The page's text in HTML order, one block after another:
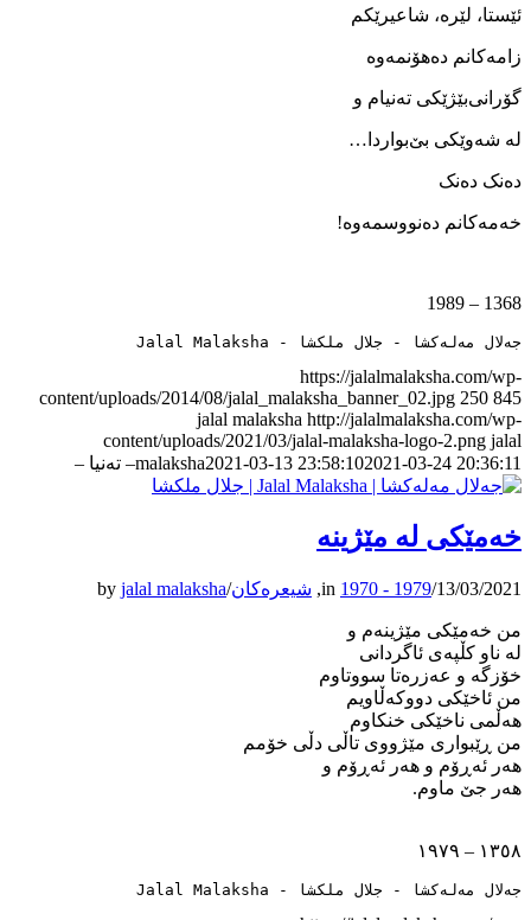
ئێستا، لێره، شاعیرێکم
زامه‌کانم ده‌هۆنمه‌وه
گۆرانی‌بێژێکی ته‌نیام و
له‌ شه‌وێکی بێ‌بواردا…
ده‌نک ده‌نک
خه‌مه‌کانم ده‌نووسمه‌وه!
1368 – 1989
جەلال مەلەکشا - جلال ملکشا - Jalal Malaksha
https://jalalmalaksha.com/wp-
content/uploads/2014/08/jalal_malaksha_banner_02.jpg 250 845
jalal malaksha http://jalalmalaksha.com/wp-
content/uploads/2021/03/jalal-malaksha-logo-2.png jalal
malaksha2021-03-13 23:58:102021-03-24 20:36:11 – ته‌نیا –
خەمێکی لە مێژینە
13/03/2021
/
in 1970 - 1979
, شیعرەکان/
by jalal malaksha
من خەمێکی مێژینەم و
لە ناو کڵپەی ئاگردانی
خۆزگە و عەزرەتا سووتاوم
من ئاخێکی دووکەڵاویم
هەڵمی ناخێکی خنکاوم
من ڕێبواری مێژووی تاڵی دڵی خۆمم
هەر ئەڕۆم و هەر ئەڕۆم و
هەر جێ ماوم.
١٣٥٨ – ١٩٧٩
جەلال مەلەکشا - جلال ملکشا - Jalal Malaksha